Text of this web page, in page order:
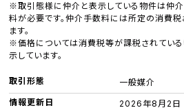
※取引態様に仲介と表示している物件は仲
料が必要です。仲介手数料には所定の消費
ます。
※価格については消費税等が課税されてい
示しています。
取引形態
一般媒介
情報更新日
2026年8月2日